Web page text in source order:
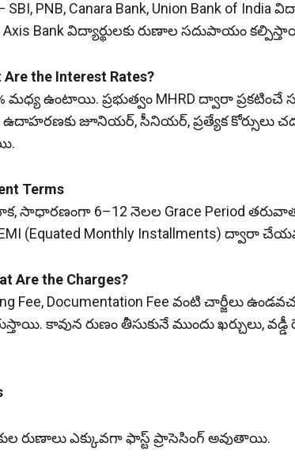
PNB, Canara Bank, Union Bank of
Axis Bank విద్యార్థులకు రుణాల సదుపాయం
the Interest Rates?
మధ్య ఉంటాయి. ప్రభుత్వం MHRD ద్వారా ప్రకటించే
ఉదాహరణకు జూనియర్, సీనియర్, ప్రత్యేక కోర్సులు
Terms
సాధారణంగా 6–12 నెలల Grace Period తరువాత
(Equated Monthly Installments) ద్వారా
Are the Charges?
Fee, Documentation Fee వంటి చార్జీలు
కావున రుణం తీసుకునే ముందు ఖర్చులు, వడ్డీ
రుణాలు ఎక్కువగా ఫాస్ట్ ప్రాసెసింగ్ అవుతాయి.